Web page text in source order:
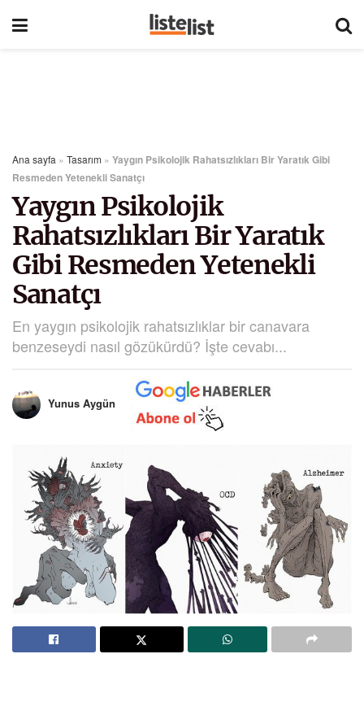
Ana sayfa » Tasarım » Yaygın Psikolojik Rahatsızlıkları Bir Yaratık Gibi
Resmeden Yetenekli Sanatçı
Yaygın Psikolojik
Rahatsızlıkları Bir Yaratık
Gibi Resmeden Yetenekli
Sanatçı
En yaygın psikolojik rahatsızlıklar bir canavara
benzeseydi nasıl gözükürdü? İşte cevabı...
Yunus Aygün